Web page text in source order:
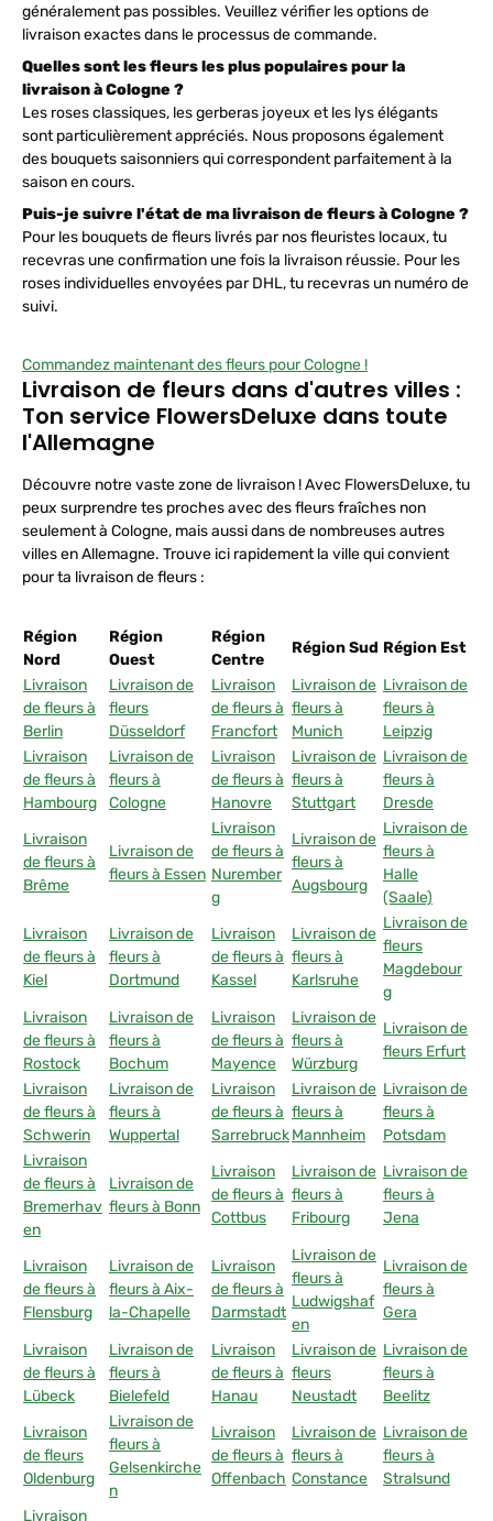
généralement pas possibles. Veuillez vérifier les options de
livraison exactes dans le processus de commande.
Quelles sont les fleurs les plus populaires pour la
livraison à Cologne ?
Les roses classiques, les gerberas joyeux et les lys élégants
sont particulièrement appréciés. Nous proposons également
des bouquets saisonniers qui correspondent parfaitement à la
saison en cours.
Puis-je suivre l'état de ma livraison de fleurs à Cologne ?
Pour les bouquets de fleurs livrés par nos fleuristes locaux, tu
recevras une confirmation une fois la livraison réussie. Pour les
roses individuelles envoyées par DHL, tu recevras un numéro de
suivi.
Commandez maintenant des fleurs pour Cologne !
Livraison de fleurs dans d'autres villes :
Ton service FlowersDeluxe dans toute
l'Allemagne
Découvre notre vaste zone de livraison ! Avec FlowersDeluxe, tu
peux surprendre tes proches avec des fleurs fraîches non
seulement à Cologne, mais aussi dans de nombreuses autres
villes en Allemagne. Trouve ici rapidement la ville qui convient
pour ta livraison de fleurs :
Région
Nord
Région
Ouest
Région
Centre
Région Sud Région Est
Livraison
de fleurs à
Berlin
Livraison de
fleurs
Düsseldorf
Livraison
de fleurs à
Francfort
Livraison de
fleurs à
Munich
Livraison de
fleurs à
Leipzig
Livraison
de fleurs à
Hambourg
Livraison de
fleurs à
Cologne
Livraison
de fleurs à
Hanovre
Livraison de
fleurs à
Stuttgart
Livraison de
fleurs à
Dresde
Livraison
de fleurs à
Brême
Livraison de
fleurs à Essen
Livraison
de fleurs à
Nurember
g
Livraison de
fleurs à
Augsbourg
Livraison de
fleurs à
Halle
(Saale)
Livraison
de fleurs à
Kiel
Livraison de
fleurs à
Dortmund
Livraison
de fleurs à
Kassel
Livraison de
fleurs à
Karlsruhe
Livraison de
fleurs
Magdebour
g
Livraison
de fleurs à
Rostock
Livraison de
fleurs à
Bochum
Livraison
de fleurs à
Mayence
Livraison de
fleurs à
Würzburg
Livraison de
fleurs Erfurt
Livraison
de fleurs à
Schwerin
Livraison de
fleurs à
Wuppertal
Livraison
de fleurs à
Sarrebruck
Livraison de
fleurs à
Mannheim
Livraison de
fleurs à
Potsdam
Livraison
de fleurs à
Bremerhav
en
Livraison de
fleurs à Bonn
Livraison
de fleurs à
Cottbus
Livraison de
fleurs à
Fribourg
Livraison de
fleurs à
Jena
Livraison
de fleurs à
Flensburg
Livraison de
fleurs à Aix-
la-Chapelle
Livraison
de fleurs à
Darmstadt
Livraison de
fleurs à
Ludwigshaf
en
Livraison de
fleurs à
Gera
Livraison
de fleurs à
Lübeck
Livraison de
fleurs à
Bielefeld
Livraison
de fleurs à
Hanau
Livraison de
fleurs
Neustadt
Livraison de
fleurs à
Beelitz
Livraison
de fleurs
Oldenburg
Livraison de
fleurs à
Gelsenkirche
n
Livraison
de fleurs à
Offenbach
Livraison de
fleurs à
Constance
Livraison de
fleurs à
Stralsund
Livraison